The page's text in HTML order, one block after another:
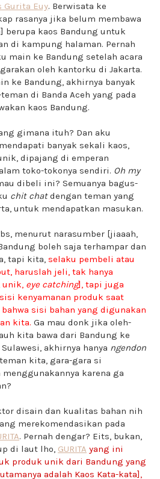
Gurita Euy. Berwisata ke
rasanya jika belum membawa
berupa kaos Bandung untuk
di kampung halaman. Pernah
main ke Bandung setelah acara
oleh kantorku di Jakarta.
ke Bandung, akhirnya banyak
di Banda Aceh yang pada
kaos Bandung.
gimana ituh? Dan aku
banyak sekali kaos,
dipajang di emperan
toko-tokonya sendiri. Oh my
dibeli ini? Semuanya bagus-
chit chatdengan teman yang
untuk mendapatkan masukan.
menurut narasumber [jiaaah,
boleh saja terhampar dan
tapi kita, selaku pembeli atau
haruslah jeli, tak hanya
unik, eye catching], tapi juga
kenyamanan produk saat
sisi bahan yang digunakan
kita. Ga mau donk jika oleh-
kita bawa dari Bandung ke
akhirnya hanya ngendon
kita, gara-gara si
karena ga
disain dan kualitas bahan nih
merekomendasikan pada
. Pernah dengar? Eits, bukan,
di laut lho, GURITA yang ini
produk unik dari Bandung yang
adalah Kaos Kata-kata],